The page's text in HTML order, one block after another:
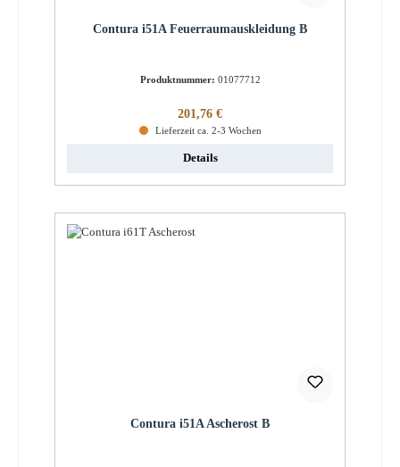
Contura i51A Feuerraumauskleidung B
Produktnummer: 01077712
Regulärer Preis:
201,76 €
Lieferzeit ca. 2-3 Wochen
Details
Contura i51A Ascherost B